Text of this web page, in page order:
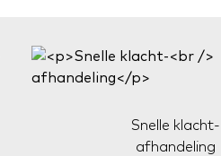
Snelle klacht-
afhandeling